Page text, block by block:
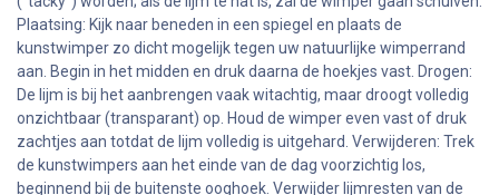
Plaatsing: Kijk naar beneden in een spiegel en plaats de
kunstwimper zo dicht mogelijk tegen uw natuurlijke wimperrand
aan. Begin in het midden en druk daarna de hoekjes vast. Drogen:
De lijm is bij het aanbrengen vaak witachtig, maar droogt volledig
onzichtbaar (transparant) op. Houd de wimper even vast of druk
zachtjes aan totdat de lijm volledig is uitgehard. Verwijderen: Trek
de kunstwimpers aan het einde van de dag voorzichtig los,
beginnend bij de buitenste ooghoek. Verwijder lijmresten van de